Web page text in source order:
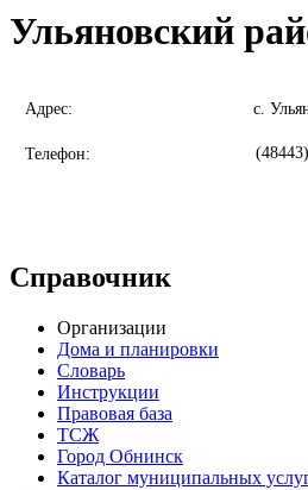
Ульяновский
Адрес: с.
Телефон: (48443)
Справочник
Организации
Дома и планировки
Словарь
Инструкции
Правовая база
ТСЖ
Город Обнинск
Каталог муниципальных